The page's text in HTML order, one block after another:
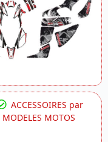
ACCESSOIRES par
MODELES MOTOS